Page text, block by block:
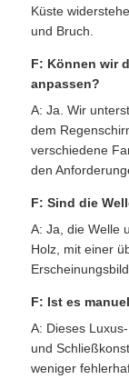
Küste
und Bruch.
F: Können wir
anpassen?
A: Ja. Wir
dem
verschiedene
den
F: Sind die
A: Ja, die Welle
Holz, mit einer
Erscheinungsbild.
F: Ist es
A: Dieses
und
weniger